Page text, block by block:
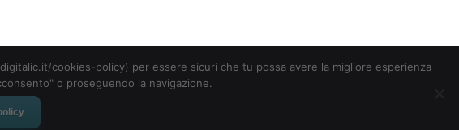
Tech-News Eventi Digitalic Cerca